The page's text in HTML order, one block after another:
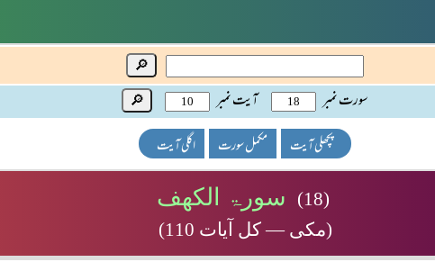
🔎
سورت نمبر آیت نمبر 🔎
پچھلی آیت مکمل سورت اگلی آیت
(18) سورۃ الکھف
(مکی — کل آیات 110)